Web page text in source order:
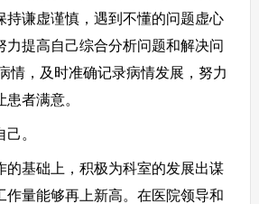
持谦虚谨慎，遇到不懂的问题虚心
力提高自己综合分析问题和解决问
情，及时准确记录病情发展，努力
者满意。
。
基础上，积极为科室的发展出谋
作量能够再上新高。在医院领导和